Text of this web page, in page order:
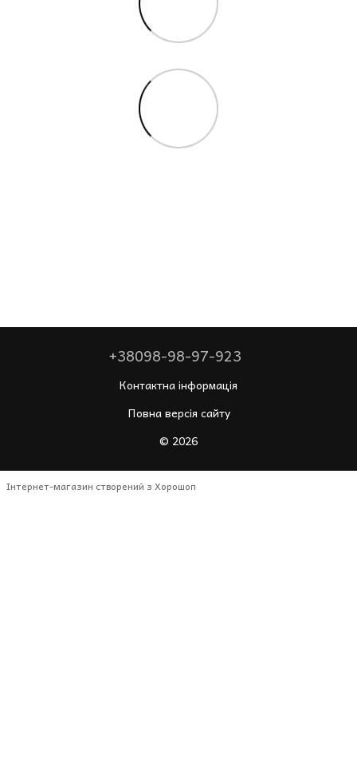
+38098-98-97-923
Контактна інформація
Повна версія сайту
© 2026
Інтернет-магазин створений з Хорошоп